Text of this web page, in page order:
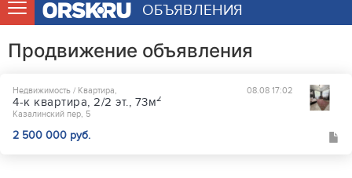
ОБЪЯВЛЕНИЯ
Продвижение объявления
08.08 17:02
Недвижимость / Квартира,
4-к квартира, 2/2 эт., 73м2
Казалинский пер, 5
2 500 000 руб.